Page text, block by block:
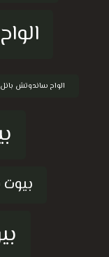
الواح ساندوتش